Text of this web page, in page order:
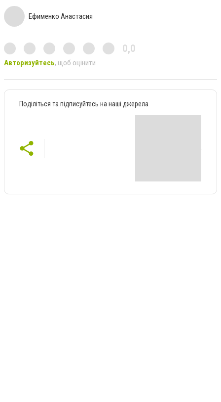
Ефименко Анастасия
0,0
Авторизуйтесь, щоб оцінити
Поділіться та підписуйтесь на наші джерела